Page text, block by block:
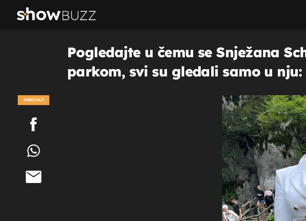
Pogledajte u čemu se Snježana
parkom, svi su gledali samo u
PODIJELI